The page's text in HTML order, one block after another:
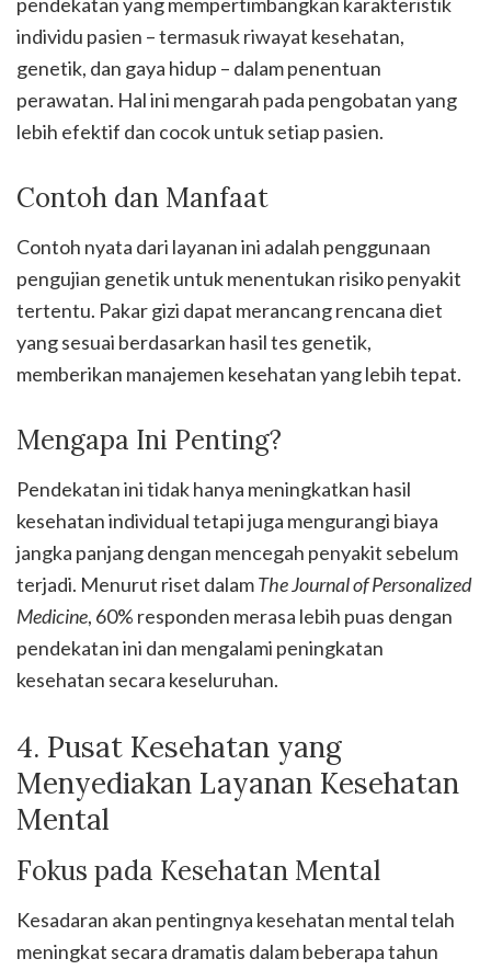
individu pasien – termasuk riwayat kesehatan,
genetik, dan gaya hidup – dalam penentuan
perawatan. Hal ini mengarah pada pengobatan yang
lebih efektif dan cocok untuk setiap pasien.
Contoh dan Manfaat
Contoh nyata dari layanan ini adalah penggunaan
pengujian genetik untuk menentukan risiko penyakit
tertentu. Pakar gizi dapat merancang rencana diet
yang sesuai berdasarkan hasil tes genetik,
memberikan manajemen kesehatan yang lebih tepat.
Mengapa Ini Penting?
Pendekatan ini tidak hanya meningkatkan hasil
kesehatan individual tetapi juga mengurangi biaya
jangka panjang dengan mencegah penyakit sebelum
terjadi. Menurut riset dalamThe Journal of Personalized
Medicine, 60% responden merasa lebih puas dengan
pendekatan ini dan mengalami peningkatan
kesehatan secara keseluruhan.
4. Pusat Kesehatan yang
Menyediakan Layanan Kesehatan
Mental
Fokus pada Kesehatan Mental
Kesadaran akan pentingnya kesehatan mental telah
meningkat secara dramatis dalam beberapa tahun